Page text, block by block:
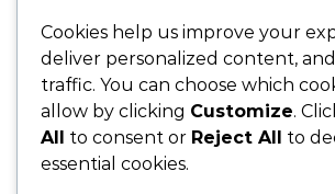
リンク
概要
お問い合わせ
Cookies help us improve your
deliver personalized content,
traffic. You can choose which
allow by clicking Customize.
All to consent or Reject All to
essential cookies.